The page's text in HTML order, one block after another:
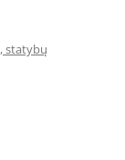
statybų